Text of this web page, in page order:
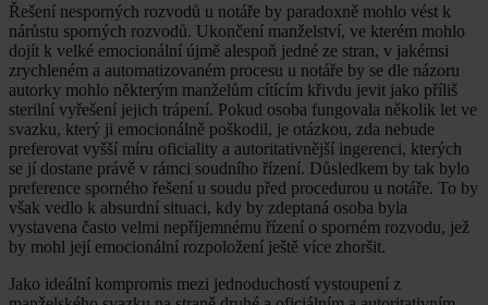
Řešení nesporných rozvodů u notáře by paradoxně mohlo vést k
nárůstu sporných rozvodů. Ukončení manželství, ve kterém mohlo
dojít k velké emocionální újmě alespoň jedné ze stran, v jakémsi
zrychleném a automatizovaném procesu u notáře by se dle názoru
autorky mohlo některým manželům cítícím křivdu jevit jako příliš
sterilní vyřešení jejich trápení. Pokud osoba fungovala několik let ve
svazku, který ji emocionálně poškodil, je otázkou, zda nebude
preferovat vyšší míru oficiality a autoritativnější ingerenci, kterých
se jí dostane právě v rámci soudního řízení. Důsledkem by tak bylo
preference sporného řešení u soudu před procedurou u notáře. To by
však vedlo k absurdní situaci, kdy by zdeptaná osoba byla
vystavena často velmi nepříjemnému řízení o sporném rozvodu, jež
by mohl její emocionální rozpoložení ještě více zhoršit.
Jako ideální kompromis mezi jednoduchostí vystoupení z